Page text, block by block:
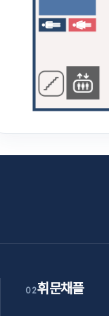
02휘문채플